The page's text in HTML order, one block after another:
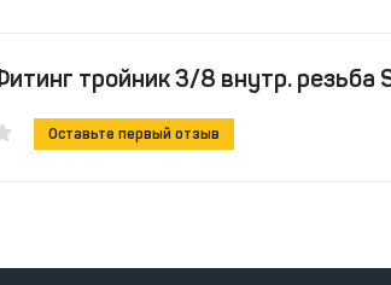
тройник 3/8 внутр. резьба
Оставьте первый отзыв